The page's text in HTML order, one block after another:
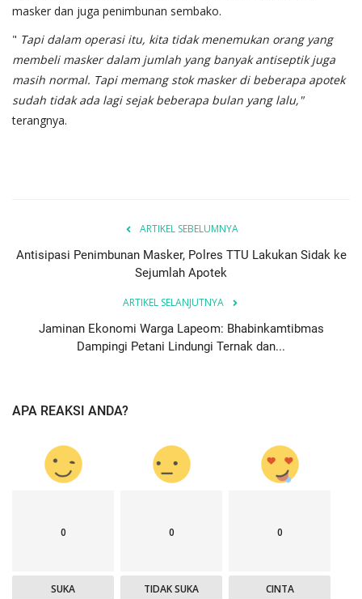
masker dan juga penimbunan sembako.
" Tapi dalam operasi itu, kita tidak menemukan orang yang
membeli masker dalam jumlah yang banyak antiseptik juga
masih normal. Tapi memang stok masker di beberapa apotek
sudah tidak ada lagi sejak beberapa bulan yang lalu,"
terangnya.
ARTIKEL SEBELUMNYA
Antisipasi Penimbunan Masker, Polres TTU Lakukan Sidak ke
Sejumlah Apotek
ARTIKEL SELANJUTNYA
Jaminan Ekonomi Warga Lapeom: Bhabinkamtibmas
Dampingi Petani Lindungi Ternak dan...
APA REAKSI ANDA?
0
SUKA
0
TIDAK SUKA
0
CINTA